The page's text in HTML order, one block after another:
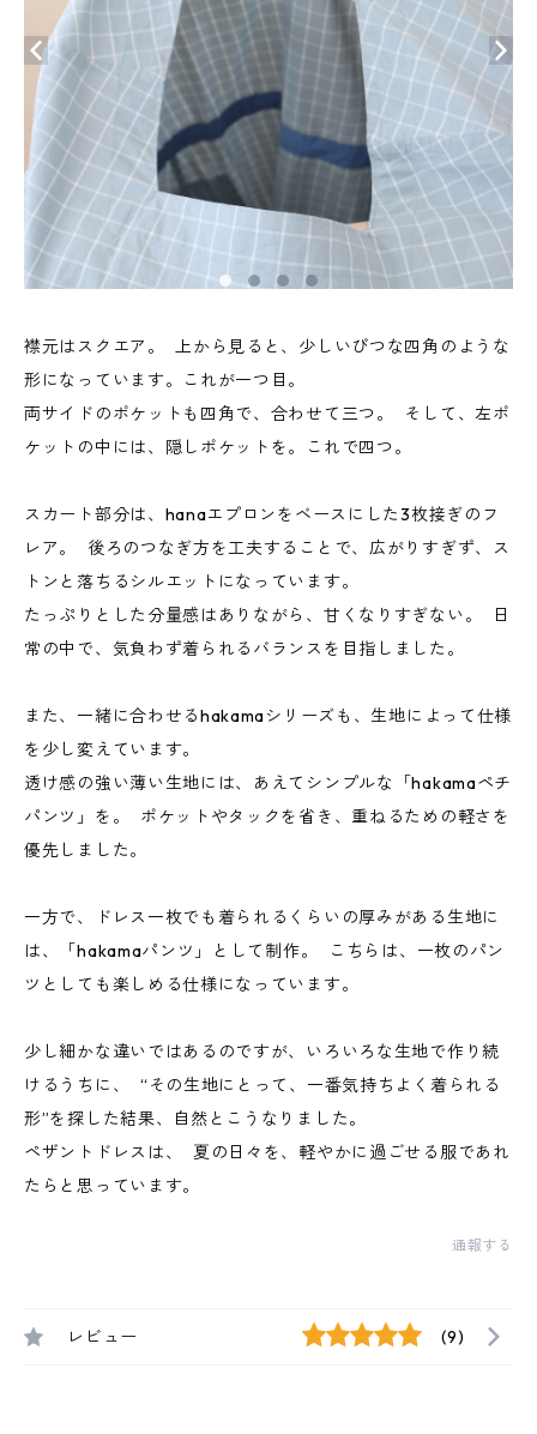
襟元はスクエア。 上から見ると、少しいびつな四角のような
形になっています。これが一つ目。
両サイドのポケットも四角で、合わせて三つ。 そして、左ポ
ケットの中には、隠しポケットを。これで四つ。
スカート部分は、hanaエプロンをベースにした3枚接ぎのフ
レア。 後ろのつなぎ方を工夫することで、広がりすぎず、ス
トンと落ちるシルエットになっています。
たっぷりとした分量感はありながら、甘くなりすぎない。 日
常の中で、気負わず着られるバランスを目指しました。
また、一緒に合わせるhakamaシリーズも、生地によって仕様
を少し変えています。
透け感の強い薄い生地には、あえてシンプルな「hakamaペチ
パンツ」を。 ポケットやタックを省き、重ねるための軽さを
優先しました。
一方で、ドレス一枚でも着られるくらいの厚みがある生地に
は、「hakamaパンツ」として制作。 こちらは、一枚のパン
ツとしても楽しめる仕様になっています。
少し細かな違いではあるのですが、いろいろな生地で作り続
けるうちに、 “その生地にとって、一番気持ちよく着られる
形”を探した結果、自然とこうなりました。
ペザントドレスは、 夏の日々を、軽やかに過ごせる服であれ
たらと思っています。
通報する
レビュー (9)